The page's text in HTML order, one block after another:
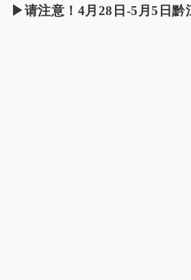
▶请注意！4月28日-5月5日黔